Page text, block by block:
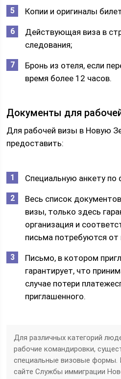
Копии и оригиналы
Действующая виза в
следования;
Бронь из отеля, если
время более 12 часов.
Документы для
Для рабочей визы в Новую
предоставить:
Специальную анкету
Весь список
визы, только здесь
организация и
письма потребуются от
Письмо, в котором
гарантирует, что
случае потери
приглашенного.
Для различных категорий
рабочие командировки,
специальные визовые формы.
сайте Службы иммиграции